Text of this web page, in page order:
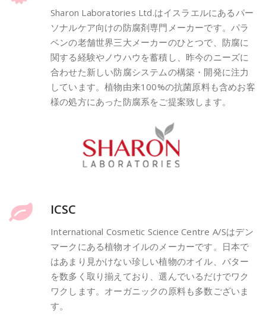
Sharon Laboratories Ltd.はイスラエルにあるパー
ソナルケア向けの防腐剤専門メーカーです。パラ
ベンの老舗世界三大メーカーのひとつで、防腐に
関する経験やノウハウを蓄積し、昨今のニーズに
合わせた新しい防腐システムの構築・開発に注力
しています。植物由来100%の抗菌原料も含めお客
様の処方にあった防腐系をご提案致します。
ICSC
International Cosmetic Science Centre A/Sはデン
マークにある植物オイルのメーカーです。日本で
はあまり見かけない珍しい植物のオイル、バター
を数多く取り揃えており、選んでいるだけでワク
ワクします。オーガニックの原料も多数ございま
す。